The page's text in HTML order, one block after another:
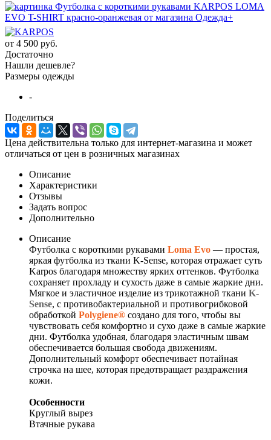
от 4 500 руб.
Достаточно
Нашли дешевле?
Размеры одежды
-
Поделиться
Цена действительна только для интернет-магазина и может
отличаться от цен в розничных магазинах
Описание
Характеристики
Отзывы
Задать вопрос
Дополнительно
Описание
Футболка с короткими рукавами Loma Evo — простая,
яркая футболка из ткани K-Sense, которая отражает суть
Karpos благодаря множеству ярких оттенков. Футболка
сохраняет прохладу и сухость даже в самые жаркие дни.
Мягкое и эластичное изделие из трикотажной ткани K-
Sense, с противобактериальной и противогрибковой
обработкой Polygiene® создано для того, чтобы вы
чувствовать себя комфортно и сухо даже в самые жаркие
дни. Футболка удобная, благодаря эластичным швам
обеспечивается большая свобода движениям.
Дополнительный комфорт обеспечивает потайная
строчка на шее, которая предотвращает раздражения
кожи.
Особенности
Круглый вырез
Втачные рукава